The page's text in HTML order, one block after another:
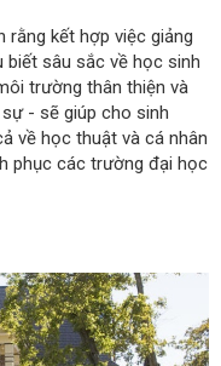
rằng kết hợp việc giảng
sâu sắc về học sinh
trường thân thiện và
- sẽ giúp cho sinh
về học thuật và cá nhân
phục các trường đại học